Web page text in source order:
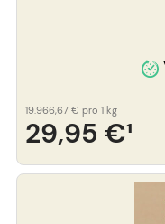
29,95 €¹
19.966,67 € pro 1 kg